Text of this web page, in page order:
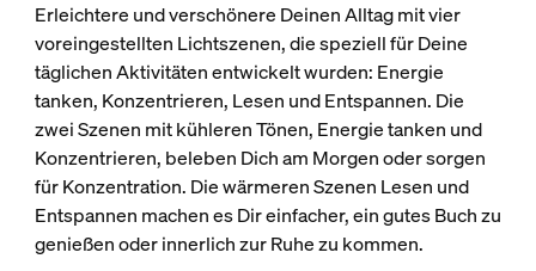
Erleichtere und verschönere Deinen Alltag mit vier
voreingestellten Lichtszenen, die speziell für Deine
täglichen Aktivitäten entwickelt wurden: Energie
tanken, Konzentrieren, Lesen und Entspannen. Die
zwei Szenen mit kühleren Tönen, Energie tanken und
Konzentrieren, beleben Dich am Morgen oder sorgen
für Konzentration. Die wärmeren Szenen Lesen und
Entspannen machen es Dir einfacher, ein gutes Buch zu
genießen oder innerlich zur Ruhe zu kommen.